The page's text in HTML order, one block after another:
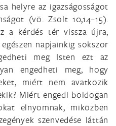
helyre az igazságosságot
(vö. Zsolt 10,14–15).
a kérdés tér vissza újra,
napjainkig sokszor
meg Isten ezt az
engedheti meg, hogy
miért nem avatkozik
Miért engedi boldogan
elnyomnak, miközben
szenvedése láttán